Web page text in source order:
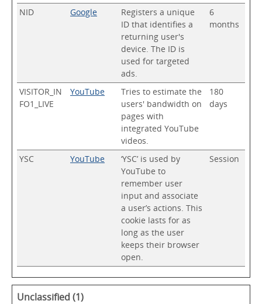
NID Google
Registers a unique
ID that identifies a
returning user's
device. The ID is
used for targeted
ads.
6
months
VISITOR_IN
FO1_LIVE
YouTube
Tries to estimate the
users' bandwidth on
pages with
integrated YouTube
videos.
180
days
YSC YouTube
‘YSC’ is used by
YouTube to
remember user
input and associate
a user’s actions. This
cookie lasts for as
long as the user
keeps their browser
open.
Session
Unclassified (1)